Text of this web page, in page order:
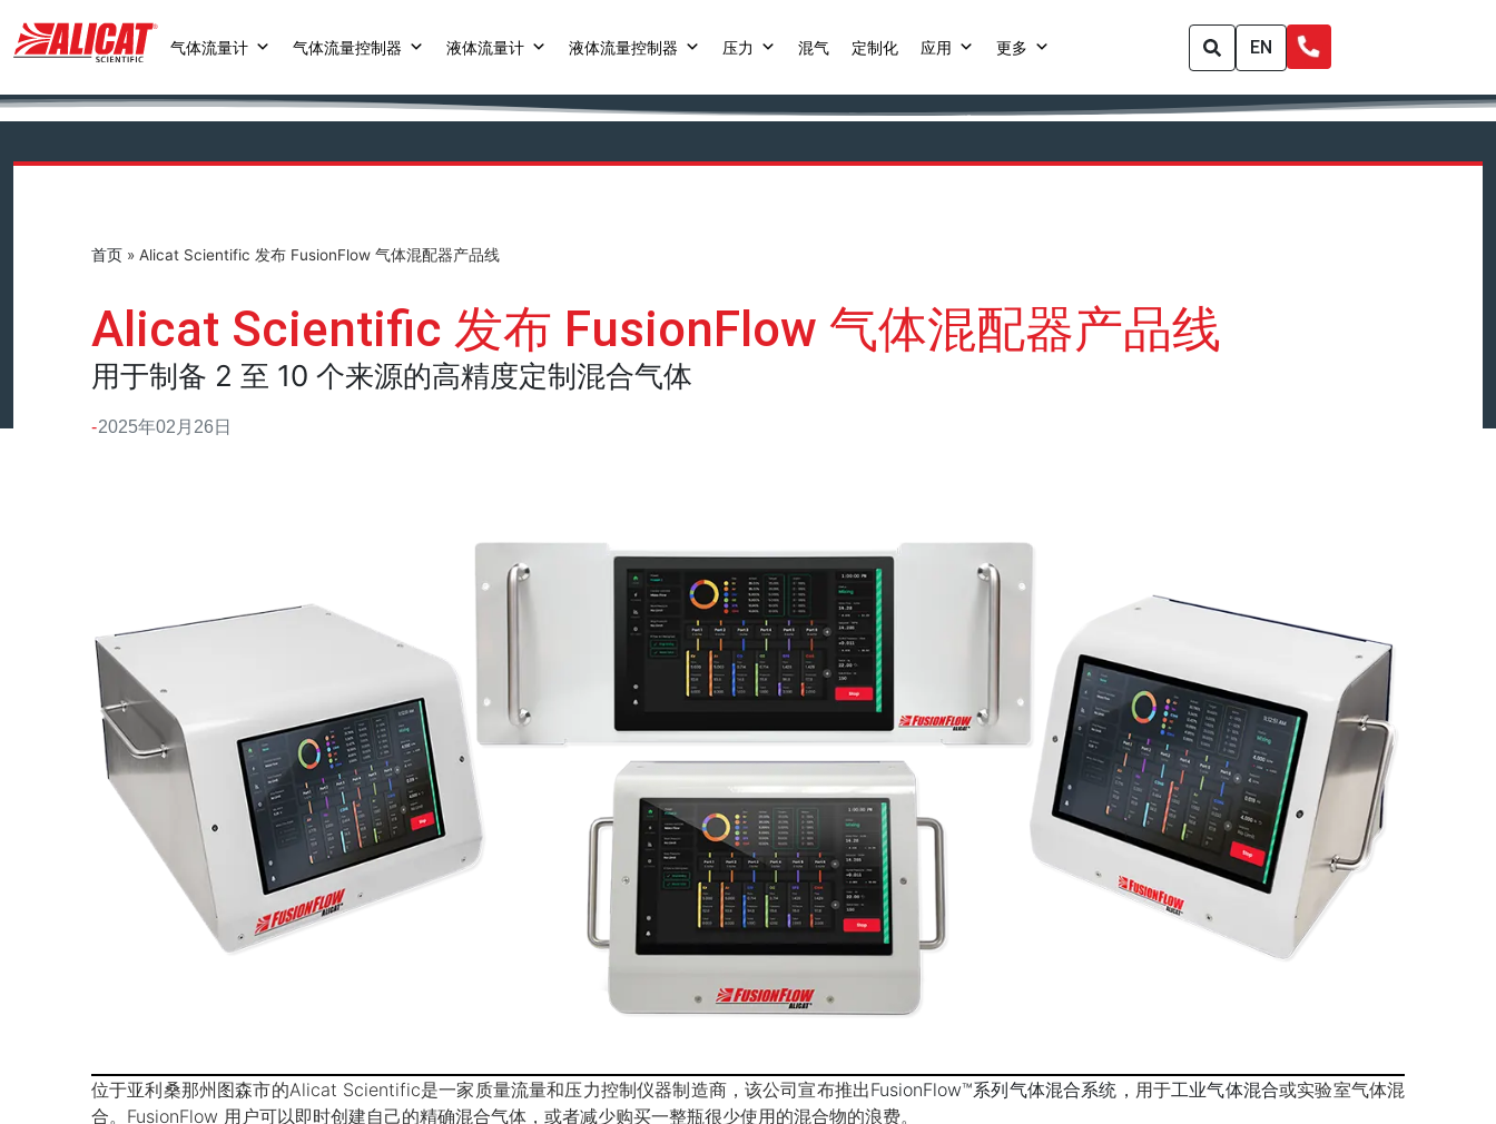
气体流量计 气体流量控制器 液体流量计 液体流量控制器 压力 混气 定制化 应用 更多 EN
首页 » Alicat Scientific 发布 FusionFlow 气体混配器产品线
Alicat Scientific 发布 FusionFlow 气体混配器产品线
用于制备 2 至 10 个来源的高精度定制混合气体
2025年02月26日
位于亚利桑那州图森市的Alicat Scientific是一家质量流量和压力控制仪器制造商，该公司宣布推出FusionFlow™系列气体混合系统， 用于工业气体混合或实验室气体混
合。FusionFlow 用户可以即时创建自己的精确混合气体，或者减少购买一整瓶很少使用的混合物的浪费。